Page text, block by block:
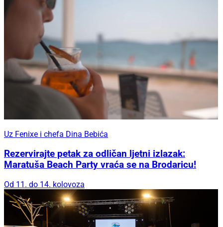
Uz Fenixe i chefa Dina Bebića
Rezervirajte petak za odličan ljetni izlazak:
Maratuša Beach Party vraća se na Brodaricu!
Od 11. do 14. kolovoza